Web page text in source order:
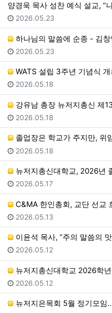
양경욱 목사 성찬 예식 설교, “
등록일
2026.05.23
하나님의 말씀에 순종 - 김창
등록일
2026.05.23
WATS 설립 3주년 기념식
등록일
2026.05.18
강유남 총장 뉴저지총신 제
등록일
2026.05.18
졸업장은 학교가 주지만,
등록일
2026.05.18
뉴저지총신대학교, 2026년
등록일
2026.05.17
C&MA 한인총회, 교단 선교
등록일
2026.05.13
이윤석 목사, “주의 말씀의
등록일
2026.05.12
뉴저지총신대학교 2026학
등록일
2026.05.12
뉴저지은목회 5월 정기모임